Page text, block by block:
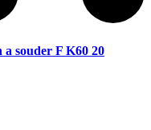
souder F K60 20